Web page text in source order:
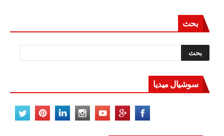
المعجزة
المصرية
باستئصال
سى»
؟
بحث
سوشيال ميديا